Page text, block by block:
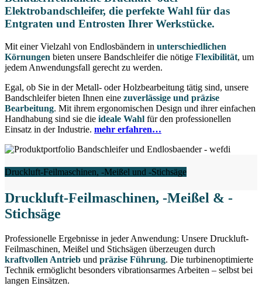
Elektrobandschleifer, die perfekte Wahl für das
Entgraten und Entrosten Ihrer Werkstücke.
Mit einer Vielzahl von Endlosbändern in unterschiedlichen
Körnungen bieten unsere Bandschleifer die nötige Flexibilität, um
jedem Anwendungsfall gerecht zu werden.
Egal, ob Sie in der Metall- oder Holzbearbeitung tätig sind, unsere
Bandschleifer bieten Ihnen eine zuverlässige und präzise
Bearbeitung. Mit ihrem ergonomischen Design und ihrer einfachen
Handhabung sind sie die ideale Wahl für den professionellen
Einsatz in der Industrie. mehr erfahren…
Druckluft-Feilmaschinen, -Meißel und -Stichsäge
Druckluft-Feilmaschinen, -Meißel & -
Stichsäge
Professionelle Ergebnisse in jeder Anwendung: Unsere Druckluft-
Feilmaschinen, Meißel und Stichsägen überzeugen durch
kraftvollen Antrieb und präzise Führung. Die turbinenoptimierte
Technik ermöglicht besonders vibrationsarmes Arbeiten – selbst bei
langen Einsätzen.